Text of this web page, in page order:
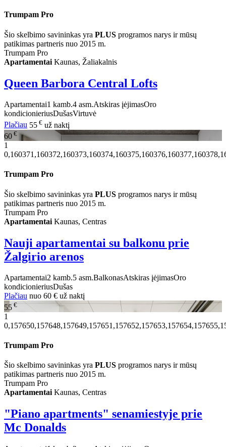
Trumpam Pro
Šio skelbimo savininkas yra PLUS programos narys ir mūsų
patikimas partneris nuo 2015 m.
Trumpam Pro
Apartamentai Kaunas, Žaliakalnis
Queen Barbora Central Lofts
Apartamentai1 kamb.4 asm.Atskiras įėjimasOro
kondicionieriusDušasVirtuvė
Plačiau 55 € už naktį
60 €
1
Trumpam Pro
Šio skelbimo savininkas yra PLUS programos narys ir mūsų
patikimas partneris nuo 2015 m.
Trumpam Pro
Apartamentai Kaunas, Centras
Nauji apartamentai su balkonu prie
Žalgirio arenos
Apartamentai2 kamb.5 asm.BalkonasAtskiras įėjimasOro
kondicionieriusDušas
Plačiau nuo 60 € už naktį
55 €
1
Trumpam Pro
Šio skelbimo savininkas yra PLUS programos narys ir mūsų
patikimas partneris nuo 2015 m.
Trumpam Pro
Apartamentai Kaunas, Centras
"Piano apartments" senamiestyje prie
Mc Donalds